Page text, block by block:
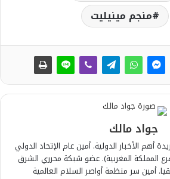
منجم مينيليت
جواد مالك
أهم الأخبار الدولية. أمين عام الإتحاد الدولي
المملكة المغربية). عضو شبكة محرري الشرق
أمين سر منظمة أواصر السلام العالمية